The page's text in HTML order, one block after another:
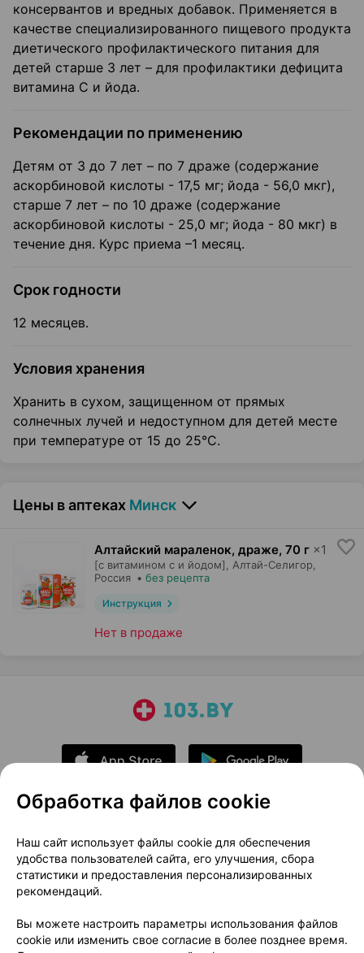
консервантов и вредных добавок. Применяется в
качестве специализированного пищевого продукта
диетического профилактического питания для
детей старше 3 лет – для профилактики дефицита
витамина С и йода.
Рекомендации по применению
Детям от 3 до 7 лет – по 7 драже (содержание
аскорбиновой кислоты - 17,5 мг; йода - 56,0 мкг),
старше 7 лет – по 10 драже (содержание
аскорбиновой кислоты - 25,0 мг; йода - 80 мкг) в
течение дня. Курс приема –1 месяц.
Срок годности
12 месяцев.
Условия хранения
Хранить в сухом, защищенном от прямых
солнечных лучей и недоступном для детей месте
при температуре от 15 до 25°С.
Цены в аптеках Минск
Алтайский мараленок, драже, 70 г ×1
[с витамином с и йодом], Алтай-Селигор,
Россия • без рецепта
Инструкция
Нет в продаже
О проекте
Новости проекта
Размещение рекламы
Медицинский маркетинг
Публичный договор
Доставка
Способы оплаты
Вакансии
Партнеры
Обработка файлов cookie
Наш сайт использует файлы cookie для обеспечения
удобства пользователей сайта, его улучшения, сбора
статистики и предоставления персонализированных
рекомендаций.
Вы можете настроить параметры использования файлов
cookie или изменить свое согласие в более позднее время.